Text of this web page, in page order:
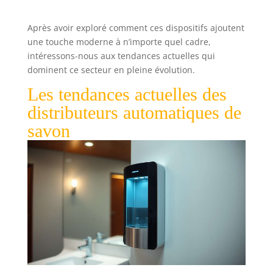
pour durer. Satisfaction Garantie: Nous nous
engageons à offrir des designs modernes, élégants
et fonctionnels. Si vous rencontrez des problèmes
avec notre ensemble de salle de bain, contactez-
nous sur Amazon pour un service client amical.
Après avoir exploré comment ces dispositifs ajoutent
une touche moderne à n’importe quel cadre,
intéressons-nous aux tendances actuelles qui
dominent ce secteur en pleine évolution.
Les tendances actuelles des
distributeurs automatiques de
savon